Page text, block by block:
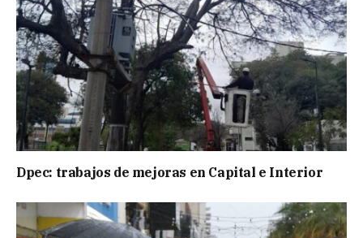
Dpec: trabajos de mejoras en Capital e Interior